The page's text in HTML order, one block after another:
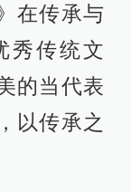
在传承与
秀传统文
的当代表
以传承之